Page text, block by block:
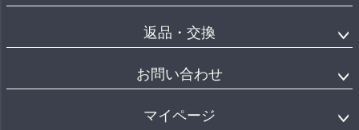
返品・交換
お問い合わせ
マイページ